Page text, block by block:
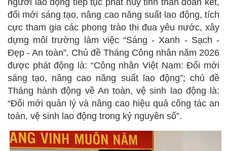
đổi mới sáng tạo, nâng cao năng suất lao động, tích
cực tham gia các phong trào thi đua yêu nước, xây
dựng môi trường làm việc “Sáng - Xanh - Sạch -
Đẹp - An toàn”. Chủ đề Tháng Công nhân năm 2026
được phát động là: “Công nhân Việt Nam: Đổi mới
sáng tạo, nâng cao năng suất lao động”; chủ đề
Tháng hành động về An toàn, vệ sinh lao động là:
“Đổi mới quản lý và nâng cao hiệu quả công tác an
toàn, vệ sinh lao động trong kỷ nguyên số”.